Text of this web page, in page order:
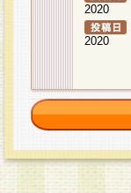
2020
2020